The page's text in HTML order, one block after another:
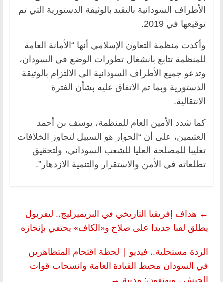
الأطراف السودانية بالتقيد بالوثيقة الدستورية التي تم
توقيعها في 2019.
وأكدت منظمة التعاون الإسلامي أنها “الأمانة العامة
للمنظمة تتابع بانشغال تطورات الوضع في السودان،
وتدعو جميع الأطراف السودانية الى الالتزام بالوثيقة
الدستورية وبما تم الاتفاق عليه بشأن الفترة
الانتقالية.
كما شدد الأمين العام للمنظمة، يوسف بن أحمد
العثيمين، على أن “الحوار هو السبيل لتجاوز الخلافات
تغليبا للمصلحة العليا للشعب السوداني، ولتحقيق
تطلعاته في الأمن والاستقرار والتنمية الازدهار”.
← هداف إفريقيا التاريخي في البريميرليج.. ليفربول
يطلق لقبا جديدا على صلاح و«الكاف» يحتفي بإنجازه
الردة مستحلية.. فيديو | لحظة اقتحام المتظاهرين
في السودان محيط القيادة العامة وانسحاب قوات
الجيش.. ويهتفون: مدنية →